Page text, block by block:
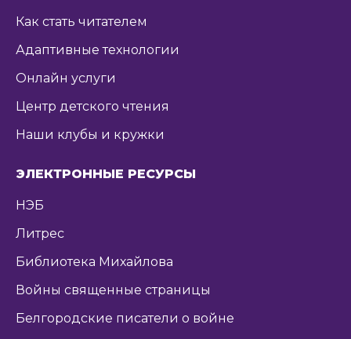
Как стать читателем
Адаптивные технологии
Онлайн услуги
Центр детского чтения
Наши клубы и кружки
ЭЛЕКТРОННЫЕ РЕСУРСЫ
НЭБ
Литрес
Библиотека Михайлова
Войны священные страницы
Белгородские писатели о войне